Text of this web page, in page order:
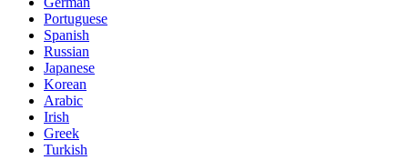
Portuguese
Spanish
Russian
Japanese
Korean
Arabic
Irish
Greek
Turkish